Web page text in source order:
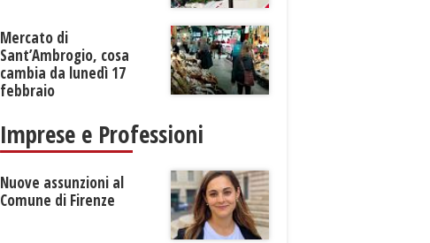
Mercato di
Sant’Ambrogio, cosa
cambia da lunedì 17
febbraio
Imprese e Professioni
Nuove assunzioni al
Comune di Firenze